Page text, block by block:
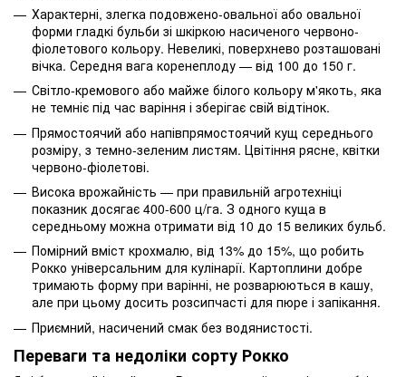
Характерні, злегка подовжено-овальної або овальної
форми гладкі бульби зі шкіркою насиченого червоно-
фіолетового кольору. Невеликі, поверхнево розташовані
вічка. Середня вага коренеплоду — від 100 до 150 г.
Світло-кремового або майже білого кольору м'якоть, яка
не темніє під час варіння і зберігає свій відтінок.
Прямостоячий або напівпрямостоячий кущ середнього
розміру, з темно-зеленим листям. Цвітіння рясне, квітки
червоно-фіолетові.
Висока врожайність — при правильній агротехніці
показник досягає 400-600 ц/га. З одного куща в
середньому можна отримати від 10 до 15 великих бульб.
Помірний вміст крохмалю, від 13% до 15%, що робить
Рокко універсальним для кулінарії. Картоплини добре
тримають форму при варінні, не розварюються в кашу,
але при цьому досить розсипчасті для пюре і запікання.
Приємний, насичений смак без водянистості.
Переваги та недоліки сорту Рокко